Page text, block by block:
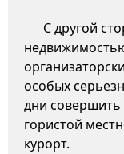
С другой
особых
дни
гористой
курорт.